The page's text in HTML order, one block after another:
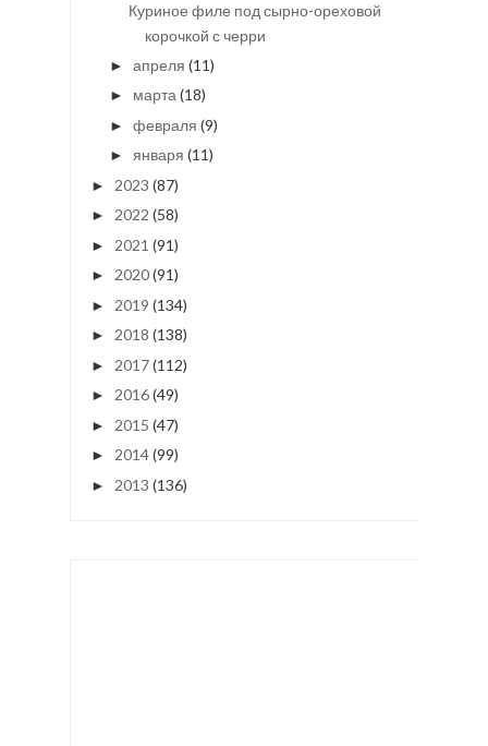
Куриное филе под сырно-ореховой
корочкой с черри
► апреля (11)
► марта (18)
► февраля (9)
► января (11)
► 2023 (87)
► 2022 (58)
► 2021 (91)
► 2020(91)
► 2019 (134)
► 2018 (138)
► 2017(112)
► 2016(49)
► 2015 (47)
► 2014(99)
► 2013 (136)